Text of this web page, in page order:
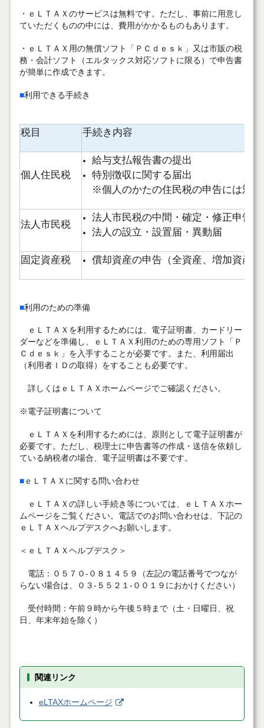
・ｅＬＴＡＸのサービスは無料です。ただし、事前に用意し
ていただくものの中には、費用がかかるものもあります。
・ｅＬＴＡＸ用の無償ソフト「ＰＣｄｅｓｋ」又は市販の税
務・会計ソフト（エルタックス対応ソフトに限る）で申告書
が簡単に作成できます。
■利用できる手続き
税目 手続き内容
個人住民税
給与支払報告書の提出
特別徴収に関する届出
※個人のかたの住民税の申告には対
法人市民税
法人市民税の中間・確定・修正申告
法人の設立・設置届・異動届
固定資産税 償却資産の申告（全資産、増加資産
■利用のための準備
ｅＬＴＡＸを利用するためには、電子証明書、カードリー
ダーなどを準備し、ｅＬＴＡＸ利用のための専用ソフト「Ｐ
Ｃｄｅｓｋ」を入手することが必要です。また、利用届出
（利用者ＩＤの取得）をすることも必要です。
詳しくはｅＬＴＡＸホームページでご確認ください。
※電子証明書について
ｅＬＴＡＸを利用するためには、原則として電子証明書が
必要です。ただし、税理士に申告書等の作成・送信を依頼し
ている納税者の場合、電子証明書は不要です。
■ｅＬＴＡＸに関する問い合わせ
ｅＬＴＡＸの詳しい手続き等については、ｅＬＴＡＸホー
ムページをご覧ください。電話でのお問い合わせは、下記の
ｅＬＴＡＸヘルプデスクへお願いします。
＜ｅＬＴＡＸヘルプデスク＞
電話：０５７０‐０８１４５９（左記の電話番号でつなが
らない場合は、０３‐５５２１‐００１９におかけください）
受付時間：午前９時から午後５時まで（土・日曜日、祝
日、年末年始を除く）
関連リンク
eLTAXホームページ